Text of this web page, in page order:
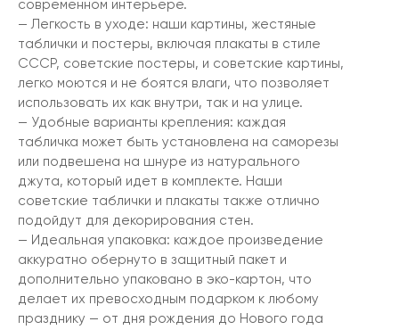
современном интерьере.
— Легкость в уходе: наши картины, жестяные
таблички и постеры, включая плакаты в стиле
СССР, советские постеры, и советские картины,
легко моются и не боятся влаги, что позволяет
использовать их как внутри, так и на улице.
— Удобные варианты крепления: каждая
табличка может быть установлена на саморезы
или подвешена на шнуре из натурального
джута, который идет в комплекте. Наши
советские таблички и плакаты также отлично
подойдут для декорирования стен.
— Идеальная упаковка: каждое произведение
аккуратно обернуто в защитный пакет и
дополнительно упаковано в эко-картон, что
делает их превосходным подарком к любому
празднику — от дня рождения до Нового года